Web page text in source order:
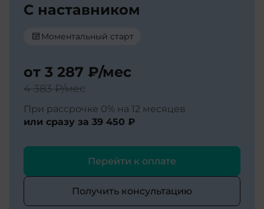
С наставником
Моментальный старт
от 3 287 ₽/мес
4 383 ₽/мес
При рассрочке 0% на 12 месяцев
или сразу за 39 450 ₽
Перейти к оплате
Получить консультацию